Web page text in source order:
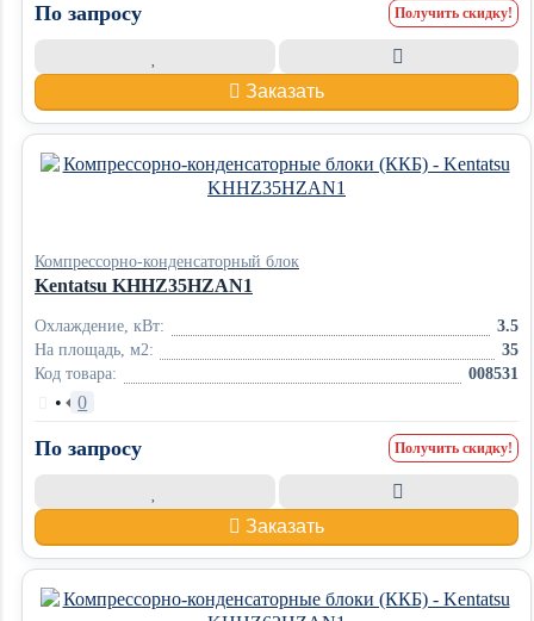
По запросу Получить скидку!
Заказать
Компрессорно-конденсаторный блок
Kentatsu KHHZ35HZAN1
Охлаждение, кВт:
3.5
На площадь, м2:
35
Код товара:
008531
• 0
По запросу Получить скидку!
Заказать